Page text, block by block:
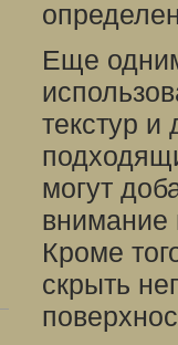
Еще
текстур и
могут
внимание
Кроме
скрыть